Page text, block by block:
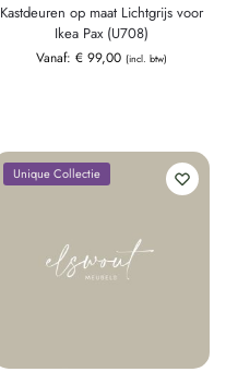
Kastdeuren op maat Lichtgrijs voor
Ikea Pax (U708)
Vanaf: €99,00 (incl. btw)
Unique Collectie